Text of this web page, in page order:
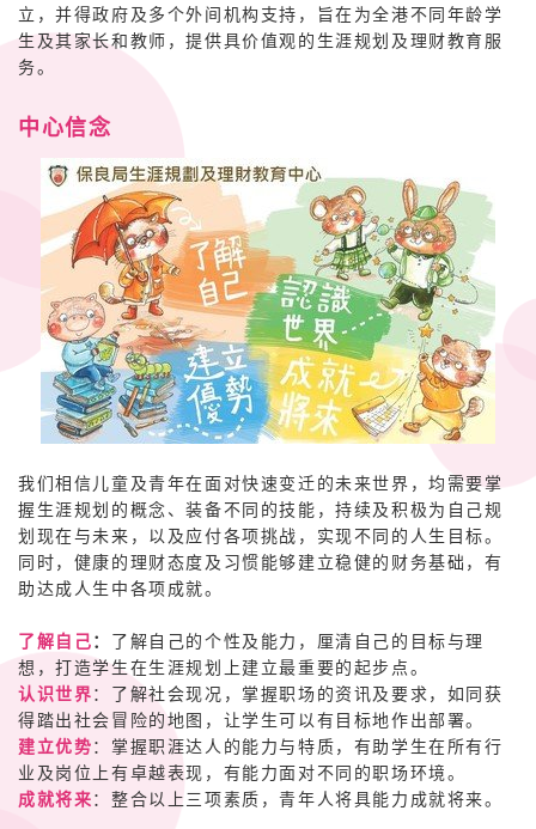
立，并得政府及多个外间机构支持，旨在为全港不同年龄学
生及其家长和教师，提供具价值观的生涯规划及理财教育服
务。
中心信念
我们相信儿童及青年在面对快速变迁的未来世界，均需要掌
握生涯规划的概念、装备不同的技能，持续及积极为自己规
划现在与未来，以及应付各项挑战，实现不同的人生目标。
同时，健康的理财态度及习惯能够建立稳健的财务基础，有
助达成人生中各项成就。
了解自己： 了解自己的个性及能力，厘清自己的目标与理
想，打造学生在生涯规划上建立最重要的起步点。
认识世界：了解社会现况，掌握职场的资讯及要求，如同获
得踏出社会冒险的地图，让学生可以有目标地作出部署。
建立优势：掌握职涯达人的能力与特质，有助学生在所有行
业及岗位上有卓越表现，有能力面对不同的职场环境。
成就将来：整合以上三项素质，青年人将具能力成就将来。